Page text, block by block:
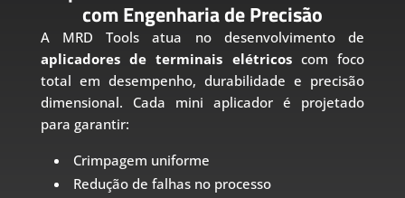
com Engenharia de Precisão
A MRD Tools atua no desenvolvimento de
aplicadores de terminais elétricoscom foco
total em desempenho, durabilidade e precisão
dimensional. Cada mini aplicador é projetado
para garantir:
Crimpagem uniforme
Redução de falhas no processo